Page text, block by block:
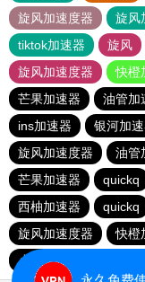
旋风加速度器
旋风
tiktok加速器
旋风
旋风加速度器
快橙
芒果加速器
油管加
ins加速器
银河加
旋风加速度器
油管
芒果加速器
quickq
西柚加速器
quickq
旋风加速度器
快橙
小猫咪ciash加速器